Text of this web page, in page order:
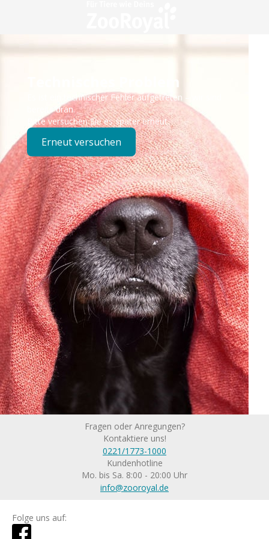
Technisches Problem
Es ist ein technischer Fehler aufgetreten – wir sind
bereits dran.
Bitte versuchen Sie es später erneut.
Erneut versuchen
Fragen oder Anregungen?
Kontaktiere uns!
0221/1773-1000
Kundenhotline
Mo. bis Sa. 8:00 - 20:00 Uhr
info@zooroyal.de
Folge uns auf: